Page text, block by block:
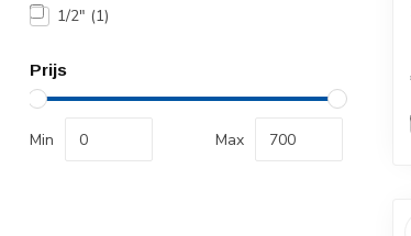
1/2" (1)
Prijs
Min Max